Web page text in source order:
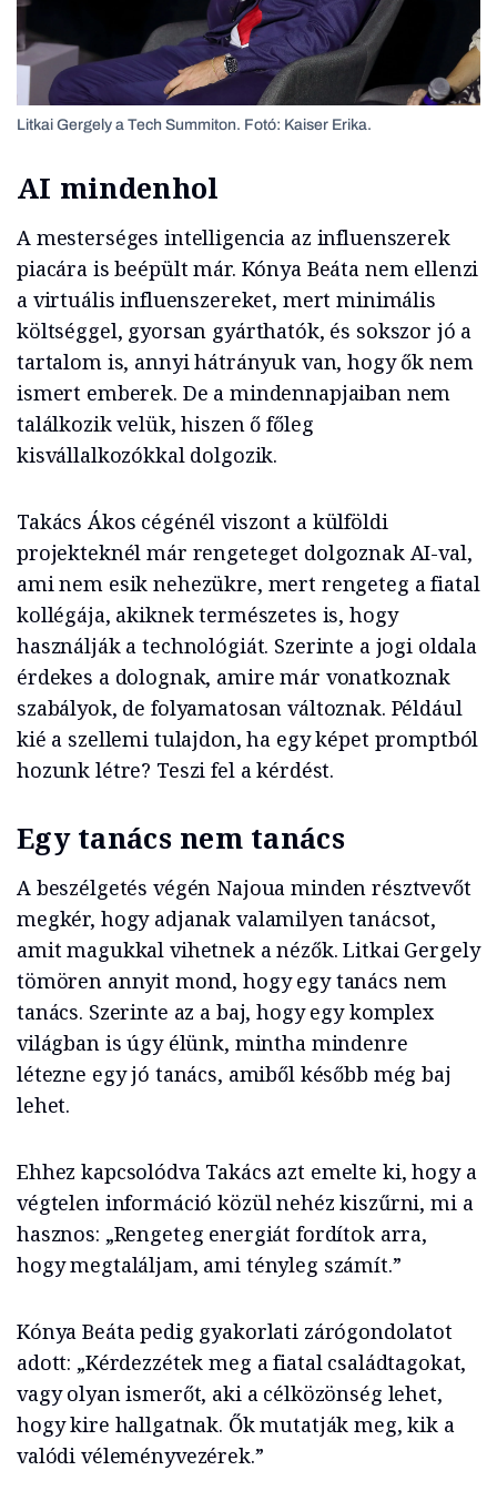
Litkai Gergely a Tech Summiton. Fotó: Kaiser Erika.
AI mindenhol
A mesterséges intelligencia az influenszerek
piacára is beépült már. Kónya Beáta nem ellenzi
a virtuális influenszereket, mert minimális
költséggel, gyorsan gyárthatók, és sokszor jó a
tartalom is, annyi hátrányuk van, hogy ők nem
ismert emberek. De a mindennapjaiban nem
találkozik velük, hiszen ő főleg
kisvállalkozókkal dolgozik.
Takács Ákos cégénél viszont a külföldi
projekteknél már rengeteget dolgoznak AI-val,
ami nem esik nehezükre, mert rengeteg a fiatal
kollégája, akiknek természetes is, hogy
használják a technológiát. Szerinte a jogi oldala
érdekes a dolognak, amire már vonatkoznak
szabályok, de folyamatosan változnak. Például
kié a szellemi tulajdon, ha egy képet promptból
hozunk létre? Teszi fel a kérdést.
Egy tanács nem tanács
A beszélgetés végén Najoua minden résztvevőt
megkér, hogy adjanak valamilyen tanácsot,
amit magukkal vihetnek a nézők. Litkai Gergely
tömören annyit mond, hogy egy tanács nem
tanács. Szerinte az a baj, hogy egy komplex
világban is úgy élünk, mintha mindenre
létezne egy jó tanács, amiből később még baj
lehet.
Ehhez kapcsolódva Takács azt emelte ki, hogy a
végtelen információ közül nehéz kiszűrni, mi a
hasznos: „Rengeteg energiát fordítok arra,
hogy megtaláljam, ami tényleg számít.”
Kónya Beáta pedig gyakorlati zárógondolatot
adott: „Kérdezzétek meg a fiatal családtagokat,
vagy olyan ismerőt, aki a célközönség lehet,
hogy kire hallgatnak. Ők mutatják meg, kik a
valódi véleményvezérek.”